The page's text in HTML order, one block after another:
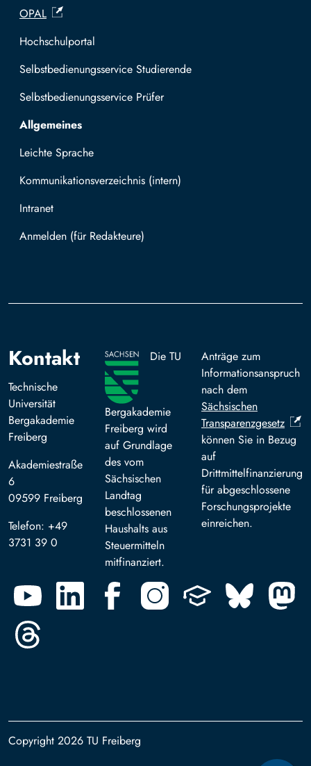
OPAL
Hochschulportal
Selbstbedienungsservice Studierende
Selbstbedienungsservice Prüfer
Allgemeines
Leichte Sprache
Kommunikationsverzeichnis (intern)
Intranet
Mit TUBAF Login anmelden
Kontakt
Technische
Universität
Bergakademie
Freiberg
Akademiestraße
6
09599 Freiberg
Telefon: +49
3731 39 0
Die TU
Bergakademie
Freiberg wird
auf Grundlage
des vom
Sächsischen
Landtag
beschlossenen
Haushalts aus
Steuermitteln
mitfinanziert.
Anträge zum
Informationsanspruch
nach dem
Sächsischen
Transparenzgesetz
können Sie in Bezug
auf
Drittmittelfinanzierung
für abgeschlossene
Forschungsprojekte
einreichen.
Copyright 2026 TU Freiberg